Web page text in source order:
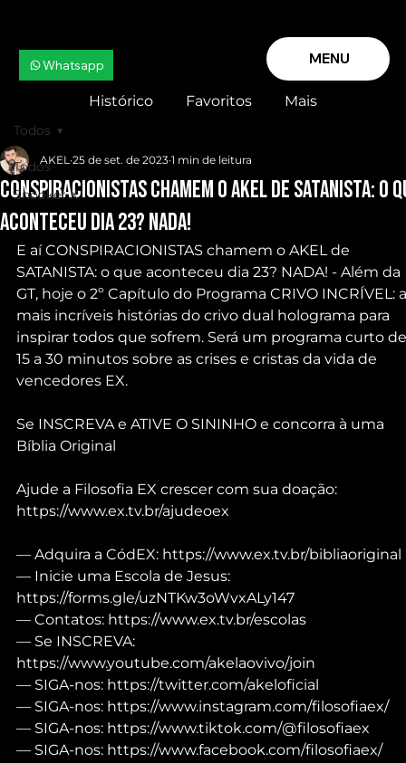
MENU
Whatsapp
Histórico Favoritos Mais
Todos
Snooker X
Todos
CONSPIRACIONISTAS chamem o AKEL de SATANISTA: o
aconteceu dia 23? NADA!
AKEL 25 de set. de 2023 1 min de leitura
E aí CONSPIRACIONISTAS chamem o AKEL de
SATANISTA: o que aconteceu dia 23? NADA! - Além da
GT, hoje o 2º Capítulo do Programa CRIVO INCRÍVEL:
mais incríveis histórias do crivo dual holograma para
inspirar todos que sofrem. Será um programa curto
15 a 30 minutos sobre as crises e cristas da vida de
vencedores EX.
Se INSCREVA e ATIVE O SININHO e concorra à uma
Bíblia Original
Ajude a Filosofia EX crescer com sua doação:
https://www.ex.tv.br/ajudeoex
— Adquira a CódEX: https://www.ex.tv.br/bibliaoriginal
— Inicie uma Escola de Jesus:
https://forms.gle/uzNTKw3oWvxALy147
— Contatos: https://www.ex.tv.br/escolas
— Se INSCREVA:
https://www.youtube.com/akelaovivo/join
— SIGA-nos: https://twitter.com/akeloficial
— SIGA-nos: https://www.instagram.com/filosofiaex/
— SIGA-nos: https://www.tiktok.com/@filosofiaex
— SIGA-nos: https://www.facebook.com/filosofiaex/